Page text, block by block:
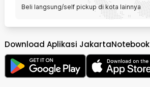
Beli langsung/self pickup di kota lainnya
Download Aplikasi JakartaNotebook